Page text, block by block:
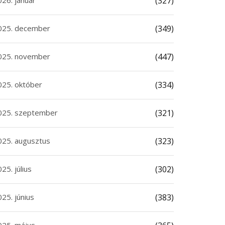
december (349)
november (447)
október (334)
szeptember (321)
augusztus (323)
július (302)
június (383)